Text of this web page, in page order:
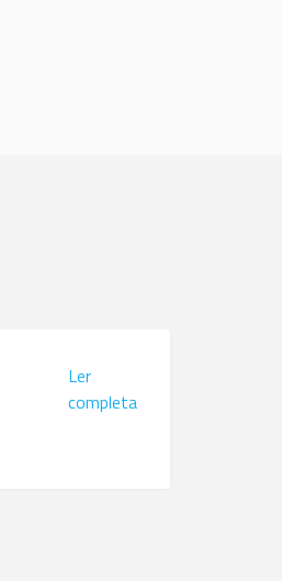
Ler
completa